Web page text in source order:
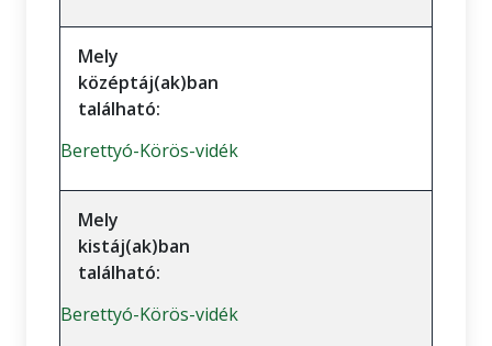
Mely
középtáj(ak)ban
található:
Berettyó-Körös-vidék
Mely
kistáj(ak)ban
található:
Berettyó-Körös-vidék